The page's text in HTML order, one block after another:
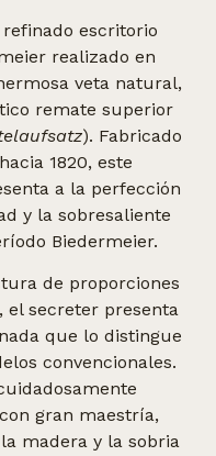
escritorio
realizado en
veta natural,
remate superior
). Fabricado
1820, este
a la perfección
y la sobresaliente
Biedermeier.
de proporciones
el secreter presenta
que lo distingue
convencionales.
gran maestría,
madera y la sobria